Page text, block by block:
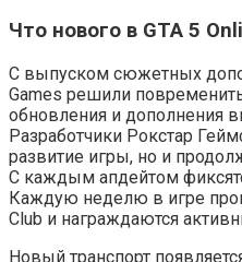
Что нового в GTA 5
С выпуском сюжетных
Games решили
обновления и дополнения
Разработчики Рокстар
развитие игры, но и
С каждым апдейтом
Каждую неделю в игре
Club и награждаются
Новый транспорт